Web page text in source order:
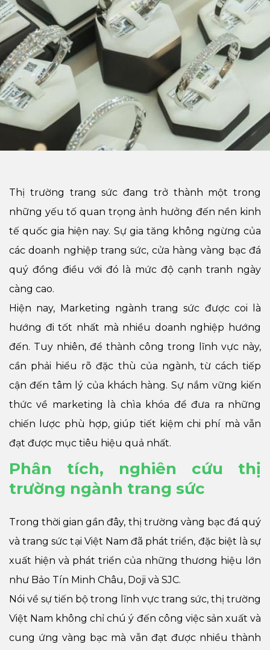
Thị trường trang sức đang trở thành một trong
những yếu tố quan trọng ảnh hưởng đến nền kinh
tế quốc gia hiện nay. Sự gia tăng không ngừng của
các doanh nghiệp trang sức, cửa hàng vàng bạc đá
quý đồng điều với đó là mức độ cạnh tranh ngày
càng cao.
Hiện nay, Marketing ngành trang sức được coi là
hướng đi tốt nhất mà nhiều doanh nghiệp hướng
đến. Tuy nhiên, để thành công trong lĩnh vực này,
cần phải hiểu rõ đặc thù của ngành, từ cách tiếp
cận đến tâm lý của khách hàng. Sự nắm vững kiến
thức về marketing là chìa khóa để đưa ra những
chiến lược phù hợp, giúp tiết kiệm chi phí mà vẫn
đạt được mục tiêu hiệu quả nhất.
Phân tích, nghiên cứu thị
trường ngành trang sức
Trong thời gian gần đây, thị trường vàng bạc đá quý
và trang sức tại Việt Nam đã phát triển, đặc biệt là sự
xuất hiện và phát triển của những thương hiệu lớn
như Bảo Tín Minh Châu, Doji và SJC.
Nói về sự tiến bộ trong lĩnh vực trang sức, thị trường
Việt Nam không chỉ chú ý đến công việc sản xuất và
cung ứng vàng bạc mà vẫn đạt được nhiều thành